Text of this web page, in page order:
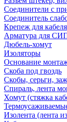
Соединители с
Соединитель
Крепеж для кабеля
Арматура для
Дюбель-хомут
Изоляторы
Основание
Скоба под гвоздь
Скобы, серьги,
Спираль, лента
Хомут (стяжка
Изолента (лента